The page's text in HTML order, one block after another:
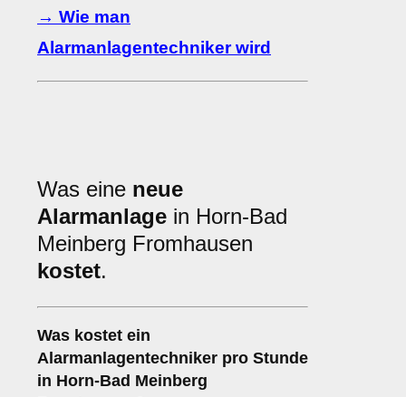
→ Wie man
Alarmanlagentechniker wird
Was eine neue
Alarmanlage in Horn-Bad
Meinberg Fromhausen
kostet.
Was kostet ein
Alarmanlagentechniker pro Stunde
in Horn-Bad Meinberg